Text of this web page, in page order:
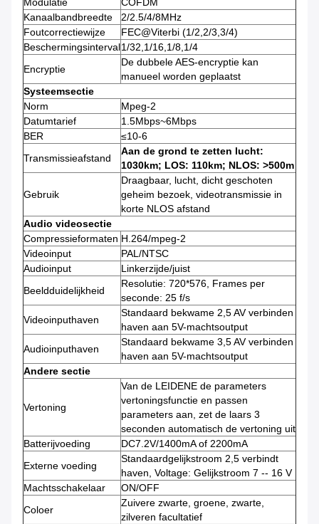
Modulatie
COFDM
Kanaalbandbreedte
2/2.5/4/8MHz
Foutcorrectiewijze
FEC@Viterbi (1/2,2/3,3/4)
Beschermingsinterval1/32,1/16,1/8,1/4
Encryptie
De dubbele AES-encryptie kan
manueel worden geplaatst
Systeemsectie
Norm
Mpeg-2
Datumtarief
1.5Mbps~6Mbps
BER
≤10-6
Transmissieafstand
Aan de grond te zetten lucht:
1030km; LOS: 110km; NLOS: >500m
Gebruik
Draagbaar, lucht, dicht geschoten
geheim bezoek, videotransmissie in
korte NLOS afstand
Audio videosectie
Compressieformaten H.264/mpeg-2
Videoinput
PAL/NTSC
Audioinput
Linkerzijde/juist
Beeldduidelijkheid
Resolutie: 720*576, Frames per
seconde: 25 f/s
Videoinputhaven
Standaard bekwame 2,5 AV verbinden
haven aan 5V-machtsoutput
Audioinputhaven
Standaard bekwame 3,5 AV verbinden
haven aan 5V-machtsoutput
Andere sectie
Vertoning
Van de LEIDENE de parameters
vertoningsfunctie en passen
parameters aan, zet de laars 3
seconden automatisch de vertoning uit
Batterijvoeding
DC7.2V/1400mA of 2200mA
Externe voeding
Standaardgelijkstroom 2,5 verbindt
haven, Voltage: Gelijkstroom 7 -- 16 V
Machtsschakelaar
ON/OFF
Coloer
Zuivere zwarte, groene, zwarte,
zilveren facultatief